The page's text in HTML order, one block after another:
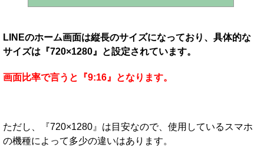
LINEのホーム画面は縦長のサイズになっており、具体的な
サイズは『720×1280』と設定されています。
画面比率で言うと『9:16』となります。
ただし、『720×1280』は目安なので、使用しているスマホ
の機種によって多少の違いはあります。